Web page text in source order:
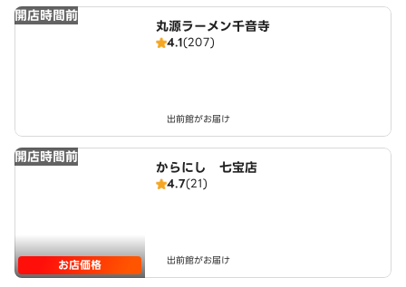
開店時間前
丸源ラーメン千音寺
4.1(207)
出前館がお届け
開店時間前
お店価格
からにし 七宝店
4.7(21)
出前館がお届け